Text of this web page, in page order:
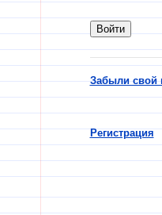
Забыли свой
Регистрация